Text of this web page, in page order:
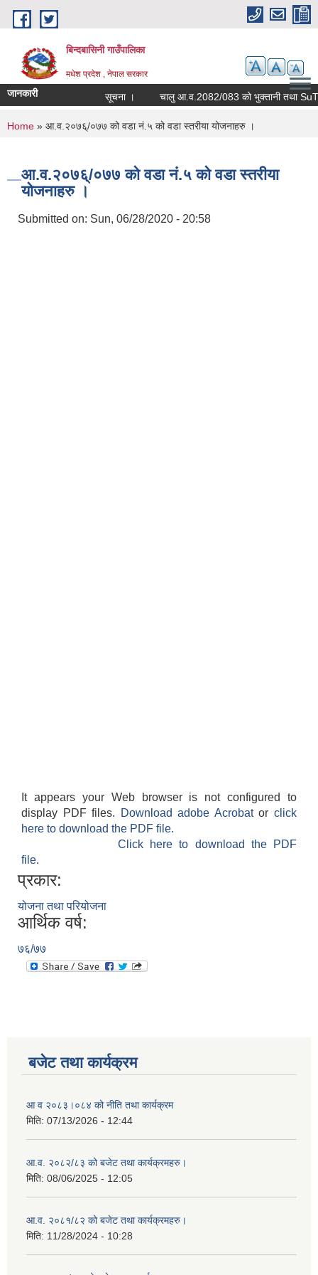
Skip to main content
बिन्दबासिनी गाउँपालिका
मधेश प्रदेश , नेपाल सरकार
जानकारी सूचना ।
You are here
Home » आ.व.२०७६्/०७७ को वडा नं.५ को वडा स्तरीया योजनाहरु ।
आ.व.२०७६्/०७७ को वडा नं.५ को वडा स्तरीया
योजनाहरु ।
Submitted on: Sun, 06/28/2020 - 20:58
It appears your Web browser is not configured to
display PDF files.
Download adobe Acrobatorclick
here to download the PDF file.
Click here to download the PDF
file.
प्रकार:
योजना तथा परियोजना
आर्थिक वर्ष:
७६/७७
बजेट तथा कार्यक्रम
आ व २०८३।०८४ को नीति तथा कार्यक्रम
मिति: 07/13/2026 - 12:44
आ.व. २०८२/८३ को बजेट तथा कार्यक्रमहरु।
मिति: 08/06/2025 - 12:05
आ.व. २०८१/८२ को बजेट तथा कार्यक्रमहरु।
मिति: 11/28/2024 - 10:28